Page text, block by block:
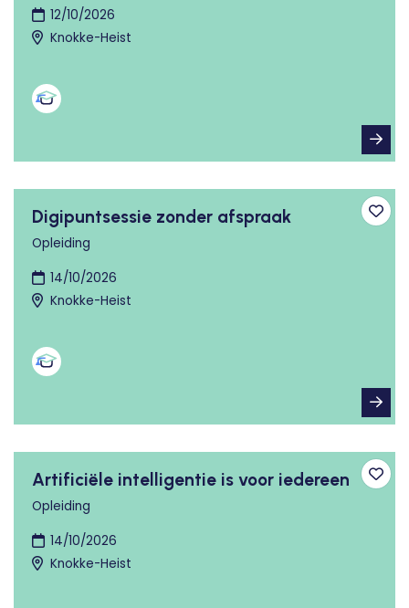
12/10/2026
Knokke-Heist
Digipuntsessie zonder afspraak
Opleiding
14/10/2026
Knokke-Heist
Artificiële intelligentie is voor iedereen
Opleiding
14/10/2026
Knokke-Heist